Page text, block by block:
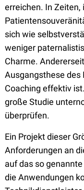
erreichen. In Zeiten,
sich wie
weniger
Charme.
Ausgangsthese des
Coaching effektiv
große Studie
überprüfen.
Ein Projekt dieser
Anforderungen an
auf das so
die Anwendungen